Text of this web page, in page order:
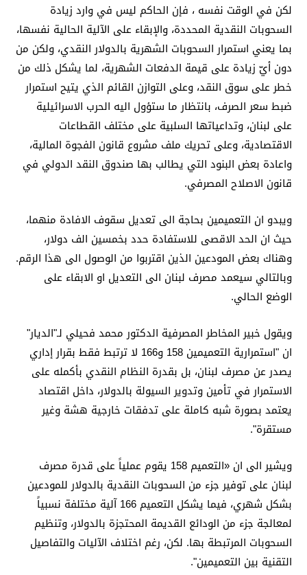
لكن في الوقت نفسه ، فإن الحاكم ليس في وارد زيادة
السحوبات النقدية المحددة، والإبقاء على الآلية الحالية نفسها،
بما يعني استمرار السحوبات الشهرية بالدولار النقدي، ولكن من
دون أيّ زيادة على قيمة الدفعات الشهرية، لما يشكل ذلك من
خطر على سوق النقد، وعلى التوازن القائم الذي يتيح استمرار
ضبط سعر الصرف، بانتظار ما ستؤول اليه الحرب الاسرائيلية
على لبنان، وتداعياتها السلبية على مختلف القطاعات
الاقتصادية، وعلى تحريك ملف مشروع قانون الفجوة المالية،
واعادة بعض البنود التي يطالب بها صندوق النقد الدولي في
قانون الاصلاح المصرفي.
ويبدو ان التعميمين بحاجة الى تعديل سقوف الافادة منهما،
حيث ان الحد الاقصى للاستفادة حدد بخمسين الف دولار،
وهناك بعض المودعين الذين اقتربوا من الوصول الى هذا الرقم.
وبالتالي سيعمد مصرف لبنان الى التعديل او الابقاء على
الوضع الحالي.
ويقول خبير المخاطر المصرفية الدكتور محمد فحيلي لـ"الديار"
ان "استمرارية التعميمين 158 و166 لا ترتبط فقط بقرار إداري
يصدر عن مصرف لبنان، بل بقدرة النظام النقدي بأكمله على
الاستمرار في تأمين وتدوير السيولة بالدولار، داخل اقتصاد
يعتمد بصورة شبه كاملة على تدفقات خارجية هشة وغير
مستقرة".
ويشير الى ان «التعميم 158 يقوم عملياً على قدرة مصرف
لبنان على توفير جزء من السحوبات النقدية بالدولار للمودعين
بشكل شهري، فيما يشكل التعميم 166 آلية مختلفة نسبياً
لمعالجة جزء من الودائع القديمة المحتجزة بالدولار، وتنظيم
السحوبات المرتبطة بها. لكن، رغم اختلاف الآليات والتفاصيل
التقنية بين التعميمين".